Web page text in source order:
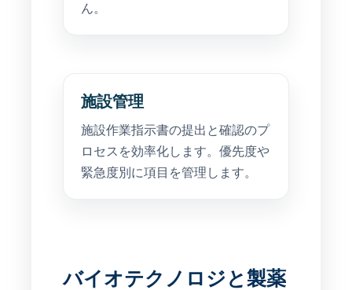
ん。
施設管理
施設作業指示書の提出と確認のプ
ロセスを効率化します。優先度や
緊急度別に項目を管理します。
バイオテクノロジと製薬